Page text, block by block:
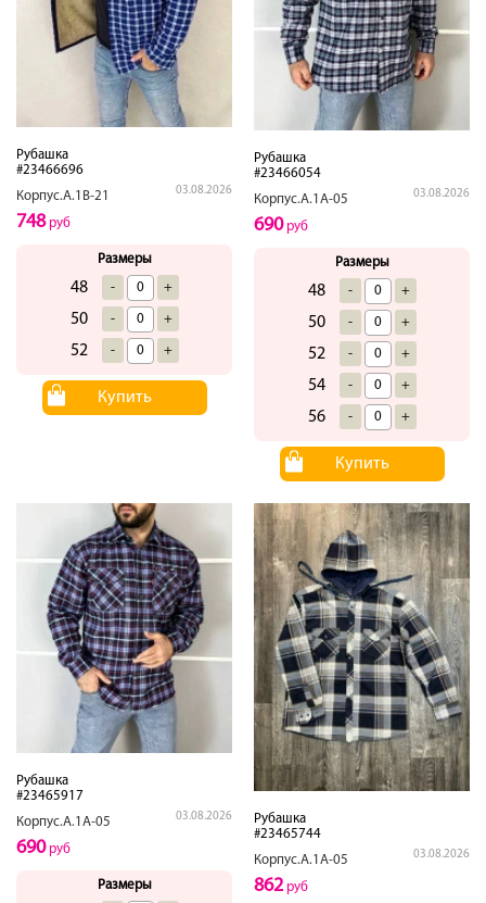
Рубашка
#23466696
Корпус.А.1В-21
03.08.2026
748руб
Размеры
48 - +
50 - +
52 - +
Купить
Рубашка
#23466054
Корпус.А.1А-05
03.08.2026
690руб
Размеры
48 - +
50 - +
52 - +
54 - +
56 - +
Купить
Рубашка
#23465917
Корпус.А.1А-05
03.08.2026
690руб
Размеры
Рубашка
#23465744
Корпус.А.1А-05
03.08.2026
862руб